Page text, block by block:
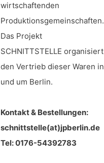
wirtschaftenden
Produktionsgemeinschaften.
Das Projekt
SCHNITTSTELLE organisiert
den Vertrieb dieser Waren in
und um Berlin.
Kontakt & Bestellungen:
schnittstelle(at)jpberlin.de
Tel: 0176-54392783